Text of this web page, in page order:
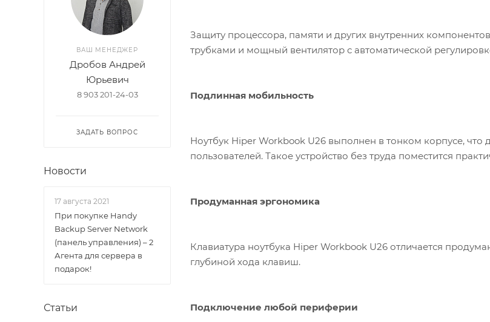
Защиту процессора, памяти и других внутренних
трубками и мощный вентилятор с автоматической
Подлинная мобильность
Ноутбук Hiper Workbook U26 выполнен в тонком корпусе,
пользователей. Такое устройство без труда поместится
Продуманная эргономика
Клавиатура ноутбука Hiper Workbook U26 отличается
глубиной хода клавиш.
Подключение любой периферии
ВАШ МЕНЕДЖЕР
Дробов Андрей
Юрьевич
8 903 201-24-03
ЗАДАТЬ ВОПРОС
Новости
17 августа 2021
При покупке Handy
Backup Server Network
(панель управления) – 2
Агента для сервера в
подарок!
Статьи